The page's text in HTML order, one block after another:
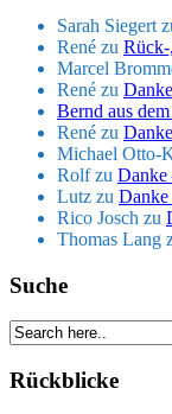
Sarah Siegert
René zu
Marcel
René zu
Bernd aus
René zu
Michael Otto-
Rolfzu Danke
Lutz zu
Rico Josch zu
Thomas Lang
Suche
Rückblicke